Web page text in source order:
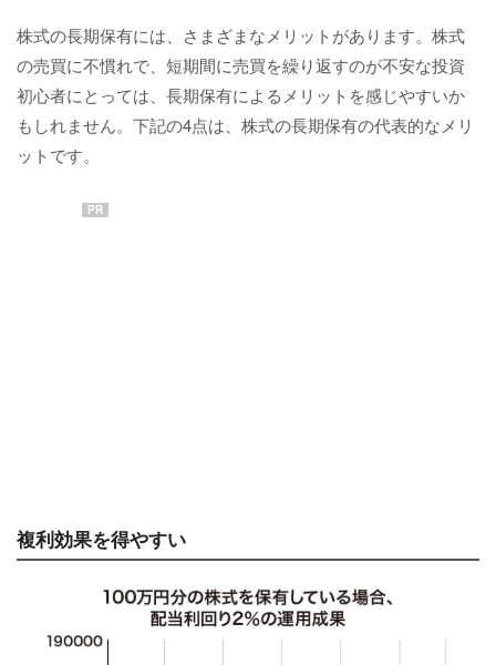
株式の長期保有には、さまざまなメリットがあります。株式
の売買に不慣れで、短期間に売買を繰り返すのが不安な投資
初心者にとっては、長期保有によるメリットを感じやすいか
もしれません。下記の4点は、株式の長期保有の代表的なメリ
ットです。
PR
複利効果を得やすい